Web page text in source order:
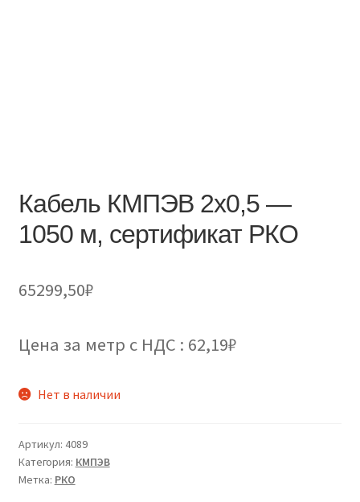
Кабель КМПЭВ 2х0,5 —
1050 м, сертификат РКО
65299,50₽
Цена за метр с НДС : 62,19₽
Нет в наличии
Артикул: 4089
Категория: КМПЭВ
Метка: РКО